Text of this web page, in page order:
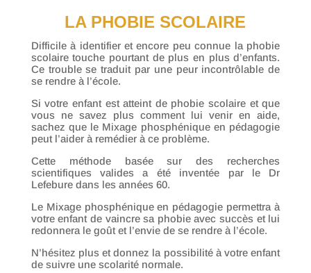
LA PHOBIE SCOLAIRE
Difficile à identifier et encore peu connue la phobie
scolaire touche pourtant de plus en plus d’enfants.
Ce trouble se traduit par une peur incontrôlable de
se rendre à l’école.
Si votre enfant est atteint de phobie scolaire et que
vous ne savez plus comment lui venir en aide,
sachez que le Mixage phosphénique en pédagogie
peut l’aider à remédier à ce problème.
Cette méthode basée sur des recherches
scientifiques valides a été inventée par le Dr
Lefebure dans les années 60.
Le Mixage phosphénique en pédagogie permettra à
votre enfant de vaincre sa phobie avec succès et lui
redonnera le goût et l’envie de se rendre à l’école.
N’hésitez plus et donnez la possibilité à votre enfant
de suivre une scolarité normale.